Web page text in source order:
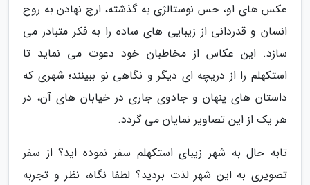
عکس های او، حس نوستالژی به گذشته، ارج نهادن به روح
انسان و قدردانی از زیبایی های ساده را به فکر متبادر می
سازد. این عکاس از مخاطبان خود دعوت می نماید تا
استکهلم را از دریچه ای دیگر و نگاهی نو ببینند؛ شهری که
داستان های پنهان و جادوی جاری در خیابان های آن، در
هر یک از این تصاویر نمایان می گردد.
تابه حال به شهر زیبای استکهلم سفر نموده اید؟ از سفر
تصویری به این شهر لذت بردید؟ لطفا نگاه، نظر و تجربه